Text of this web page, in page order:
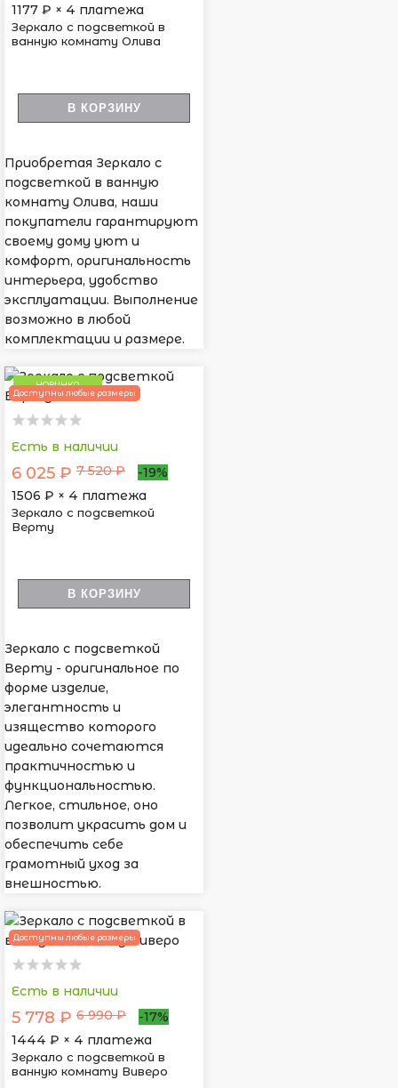
1177 ₽ × 4 платежа
Зеркало с подсветкой в
ванную комнату Олива
В КОРЗИНУ
Приобретая Зеркало с
подсветкой в ванную
комнату Олива, наши
покупатели гарантируют
своему дому уют и
комфорт, оригинальность
интерьера, удобство
эксплуатации. Выполнение
возможно в любой
комплектации и размере.
НОВИНКА
Доступны любые размеры
Есть в наличии
6 025 ₽ 7 520 ₽
-19%
1506 ₽ × 4 платежа
Зеркало с подсветкой
Верту
В КОРЗИНУ
Зеркало с подсветкой
Верту - оригинальное по
форме изделие,
элегантность и
изящество которого
идеально сочетаются
практичностью и
функциональностью.
Легкое, стильное, оно
позволит украсить дом и
обеспечить себе
грамотный уход за
внешностью.
Доступны любые размеры
Есть в наличии
5 778 ₽ 6 990 ₽
-17%
1444 ₽ × 4 платежа
Зеркало с подсветкой в
ванную комнату Виверо